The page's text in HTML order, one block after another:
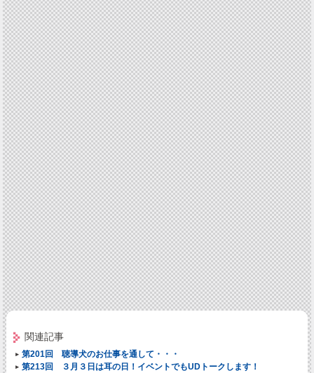
関連記事
第201回 聴導犬のお仕事を通して・・・
第213回 ３月３日は耳の日！イベントでもUDトークします！